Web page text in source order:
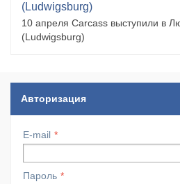
(Ludwigsburg)
10 апреля Carcass выступили в
(Ludwigsburg)
Авторизация
E-mail
Пароль